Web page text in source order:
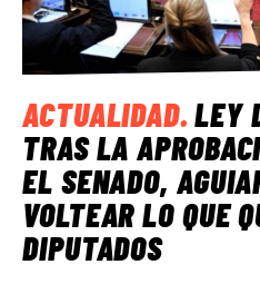
ACTUALIDAD.LEY
TRAS LA
EL SENADO,
VOLTEAR LO QUE
DIPUTADOS